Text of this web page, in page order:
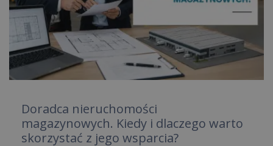
Doradca nieruchomości
magazynowych. Kiedy i dlaczego warto
skorzystać z jego wsparcia?